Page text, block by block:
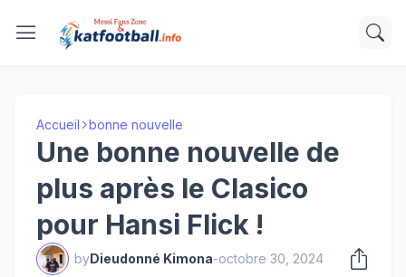
Accueil bonne nouvelle
Une bonne nouvelle de
plus après le Clasico
pour Hansi Flick !
byDieudonné Kimona-octobre 30, 2024